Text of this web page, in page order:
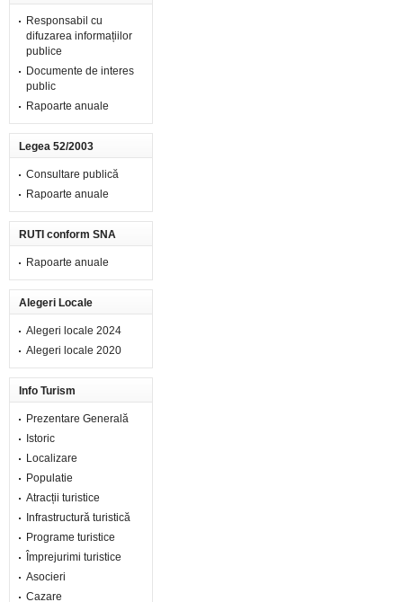
Responsabil cu
difuzarea informațiilor
publice
Documente de interes
public
Rapoarte anuale
Legea 52/2003
Consultare publică
Rapoarte anuale
RUTI conform SNA
Rapoarte anuale
Alegeri Locale
Alegeri locale 2024
Alegeri locale 2020
Info Turism
Prezentare Generală
Istoric
Localizare
Populatie
Atracții turistice
Infrastructură turistică
Programe turistice
Împrejurimi turistice
Asocieri
Cazare